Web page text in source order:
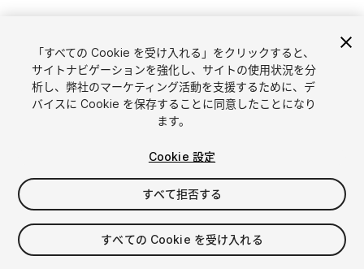
简体中文
한국어
日本語
販売審査ガイドライン
Asset Store Tools
パブリッシャー管理画面
よくあるご質問
「すべての Cookie を受け入れる」をクリックすると、
サイトナビゲーションを強化し、サイトの使用状況を分
析し、弊社のマーケティング活動を支援するために、デ
バイスに Cookie を保存することに同意したことになり
ます。
Cookie 設定
すべて拒否する
すべての Cookie を受け入れる